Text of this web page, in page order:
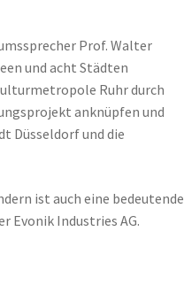
Prof. Walter
und acht Städten
Ruhr durch
anknüpfen und
Düsseldorf und die
ist auch eine bedeutende
Evonik Industries AG.